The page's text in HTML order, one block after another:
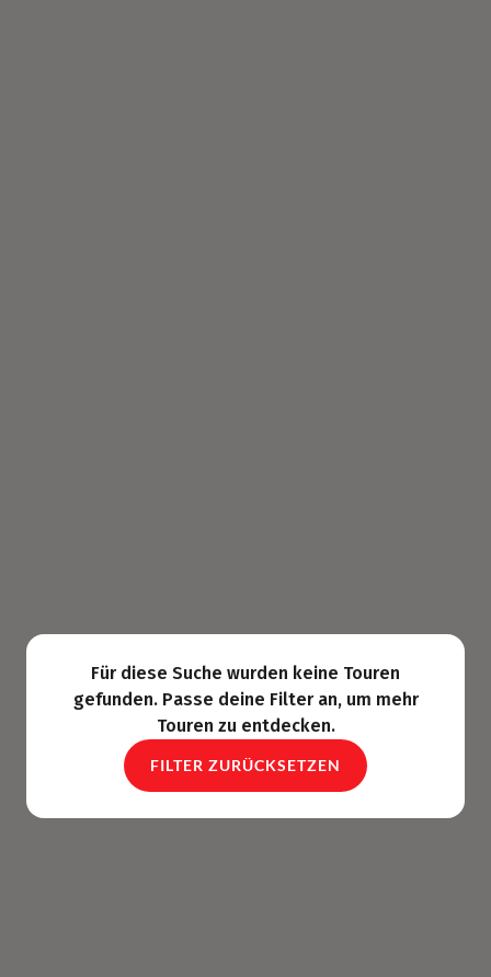
Für diese Suche wurden keine Touren
gefunden. Passe deine Filter an, um mehr
Touren zu entdecken.
FILTER ZURÜCKSETZEN